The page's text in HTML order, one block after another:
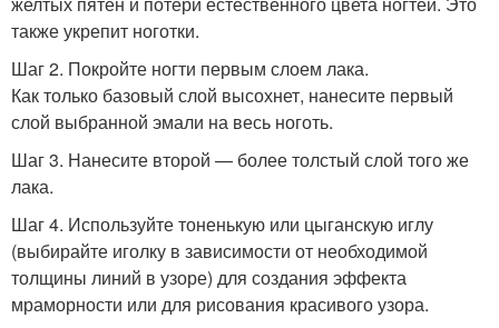
также укрепит ноготки.
Шаг 2. Покройте ногти первым слоем лака.
Как только базовый слой высохнет, нанесите первый
слой выбранной эмали на весь ноготь.
Шаг 3. Нанесите второй — более толстый слой того же
лака.
Шаг 4. Используйте тоненькую или цыганскую иглу
(выбирайте иголку в зависимости от необходимой
толщины линий в узоре) для создания эффекта
мраморности или для рисования красивого узора.